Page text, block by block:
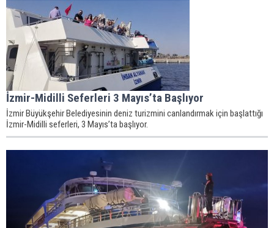
İzmir-Midilli Seferleri 3 Mayıs’ta Başlıyor
İzmir Büyükşehir Belediyesinin deniz turizmini canlandırmak için başlattığı
İzmir-Midilli seferleri, 3 Mayıs’ta başlıyor.